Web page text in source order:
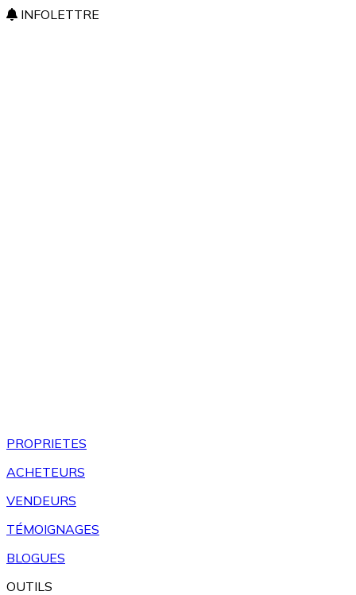
INFOLETTRE
PROPRIETES
ACHETEURS
VENDEURS
TÉMOIGNAGES
BLOGUES
OUTILS